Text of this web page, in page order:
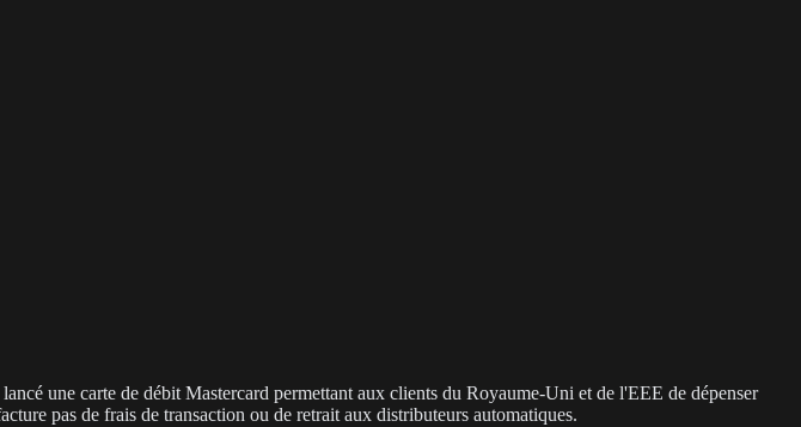
une carte de débit Mastercard permettant aux clients du Royaume-Uni et de l'EEE de dépenser
pas de frais de transaction ou de retrait aux distributeurs automatiques.